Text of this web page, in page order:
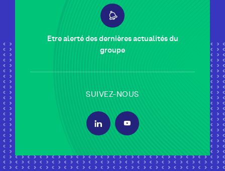
Etre alerté des dernières actualités du
groupe
SUIVEZ-NOUS